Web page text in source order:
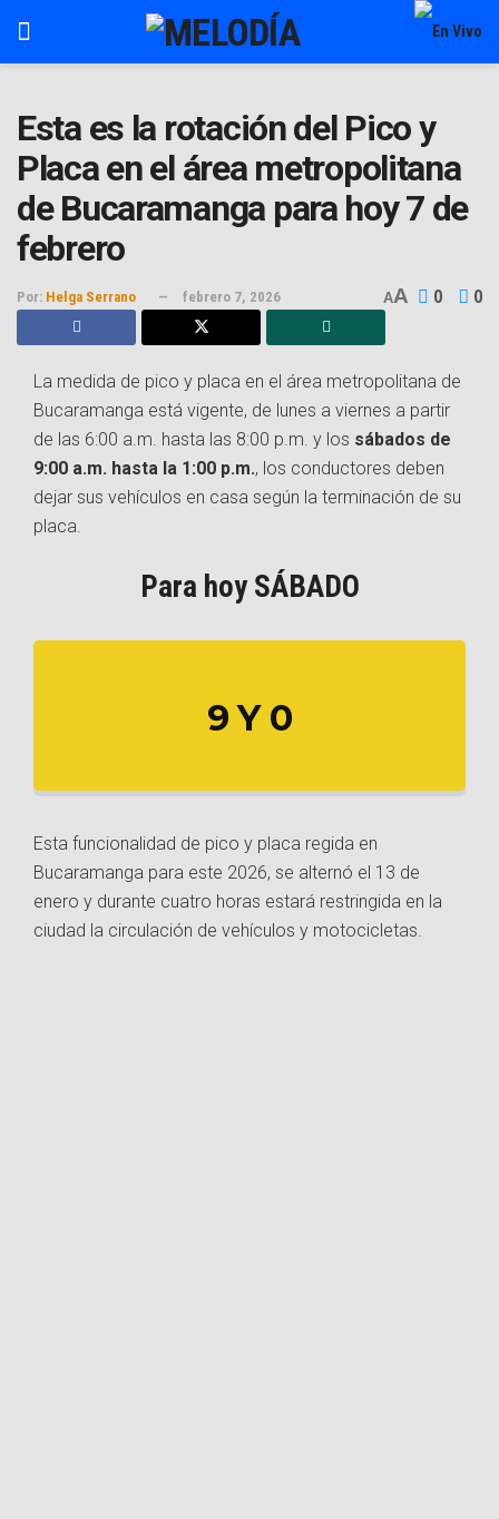
Esta es la rotación del Pico y
Placa en el área metropolitana
de Bucaramanga para hoy 7 de
febrero
Por: Helga Serrano febrero 7, 2026 AA 0 0
La medida de pico y placa en el área metropolitana de
Bucaramanga está vigente, de lunes a viernes a partir
de las 6:00 a.m. hasta las 8:00 p.m. y los sábados de
9:00 a.m. hasta la 1:00 p.m., los conductores deben
dejar sus vehículos en casa según la terminación de su
placa.
Para hoy SÁBADO
9 Y 0
Esta funcionalidad de pico y placa regida en
Bucaramanga para este 2026, se alternó el 13 de
enero y durante cuatro horas estará restringida en la
ciudad la circulación de vehículos y motocicletas.